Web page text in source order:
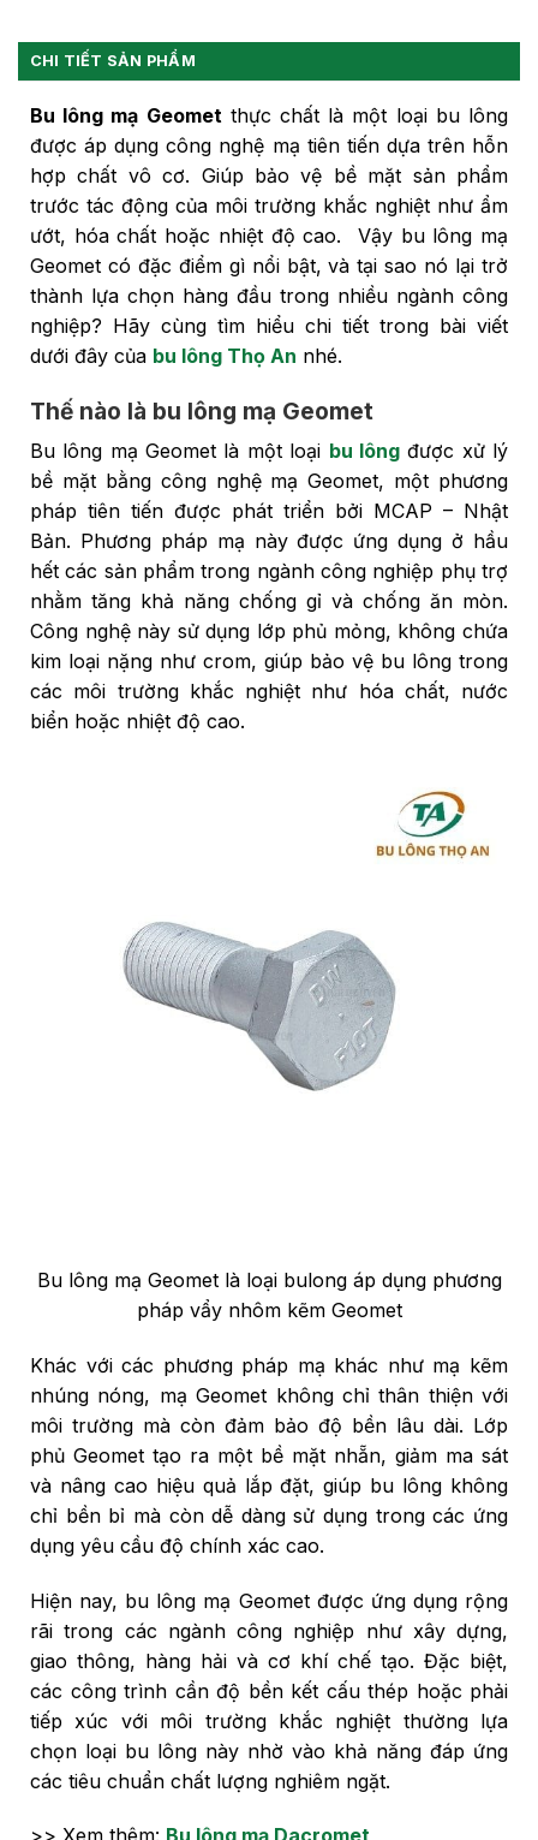
CHI TIẾT SẢN PHẨM
Bu lông mạ Geomet thực chất là một loại bu lông
được áp dụng công nghệ mạ tiên tiến dựa trên hỗn
hợp chất vô cơ. Giúp bảo vệ bề mặt sản phẩm
trước tác động của môi trường khắc nghiệt như ẩm
ướt, hóa chất hoặc nhiệt độ cao. Vậy bu lông mạ
Geomet có đặc điểm gì nổi bật, và tại sao nó lại trở
thành lựa chọn hàng đầu trong nhiều ngành công
nghiệp? Hãy cùng tìm hiểu chi tiết trong bài viết
dưới đây của bu lông Thọ An nhé.
Thế nào là bu lông mạ Geomet
Bu lông mạ Geomet là một loại bu lôngđược xử lý
bề mặt bằng công nghệ mạ Geomet, một phương
pháp tiên tiến được phát triển bởi MCAP – Nhật
Bản. Phương pháp mạ này được ứng dụng ở hầu
hết các sản phẩm trong ngành công nghiệp phụ trợ
nhằm tăng khả năng chống gỉ và chống ăn mòn.
Công nghệ này sử dụng lớp phủ mỏng, không chứa
kim loại nặng như crom, giúp bảo vệ bu lông trong
các môi trường khắc nghiệt như hóa chất, nước
biển hoặc nhiệt độ cao.
Bu lông mạ Geomet là loại bulong áp dụng phương
pháp vẩy nhôm kẽm Geomet
Khác với các phương pháp mạ khác như mạ kẽm
nhúng nóng, mạ Geomet không chỉ thân thiện với
môi trường mà còn đảm bảo độ bền lâu dài. Lớp
phủ Geomet tạo ra một bề mặt nhẵn, giảm ma sát
và nâng cao hiệu quả lắp đặt, giúp bu lông không
chỉ bền bỉ mà còn dễ dàng sử dụng trong các ứng
dụng yêu cầu độ chính xác cao.
Hiện nay, bu lông mạ Geomet được ứng dụng rộng
rãi trong các ngành công nghiệp như xây dựng,
giao thông, hàng hải và cơ khí chế tạo. Đặc biệt,
các công trình cần độ bền kết cấu thép hoặc phải
tiếp xúc với môi trường khắc nghiệt thường lựa
chọn loại bu lông này nhờ vào khả năng đáp ứng
các tiêu chuẩn chất lượng nghiêm ngặt.